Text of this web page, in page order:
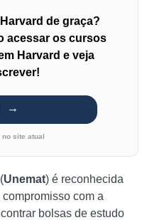
de graça?
acessar os cursos
Harvard e veja
no site atual
Unemat) é reconhecida
com a
bolsas de estudo